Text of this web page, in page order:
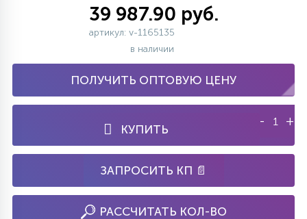
39 987.90 руб.
артикул: v-1165135
в наличии
ПОЛУЧИТЬ ОПТОВУЮ ЦЕНУ
КУПИТЬ
- +
ЗАПРОСИТЬ КП 📄
РАССЧИТАТЬ КОЛ-ВО